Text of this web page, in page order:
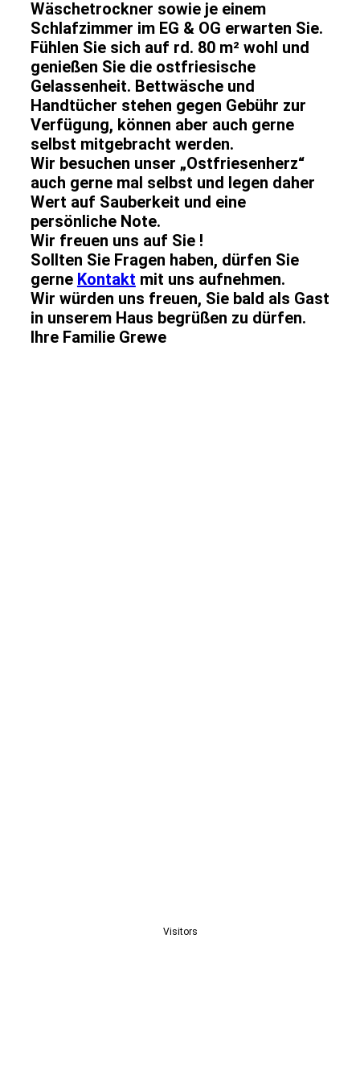
Wäschetrockner sowie je einem
Schlafzimmer im EG & OG erwarten Sie.
Fühlen Sie sich auf rd. 80 m² wohl und
genießen Sie die ostfriesische
Gelassenheit. Bettwäsche und
Handtücher stehen gegen Gebühr zur
Verfügung, können aber auch gerne
selbst mitgebracht werden.
Wir besuchen unser „Ostfriesenherz“
auch gerne mal selbst und legen daher
Wert auf Sauberkeit und eine
persönliche Note.
Wir freuen uns auf Sie !
Sollten Sie Fragen haben, dürfen Sie
gerne Kontakt mit uns aufnehmen.
Wir würden uns freuen, Sie bald als Gast
in unserem Haus begrüßen zu dürfen.
Ihre Familie Grewe
Visitors